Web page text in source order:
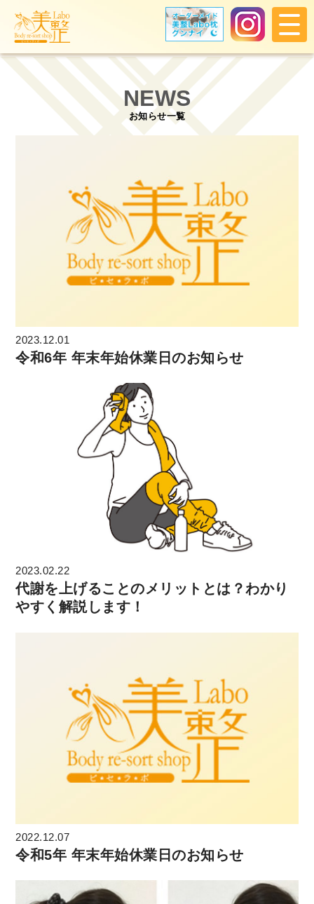
NEWS
お知らせ一覧
2023.12.01
令和6年 年末年始休業日のお知らせ
2023.02.22
代謝を上げることのメリットとは？わかり
やすく解説します！
2022.12.07
令和5年 年末年始休業日のお知らせ